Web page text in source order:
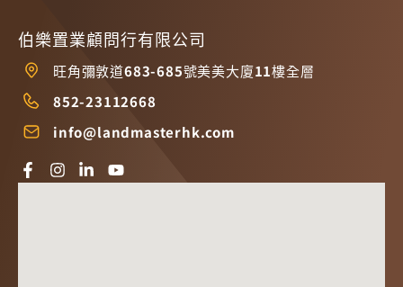
伯樂置業顧問行有限公司
旺角彌敦道683-685號美美大廈11樓全層
852-23112668
info@landmasterhk.com